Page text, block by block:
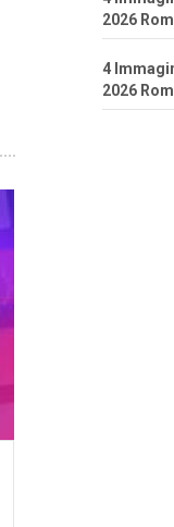
2026
4
2026